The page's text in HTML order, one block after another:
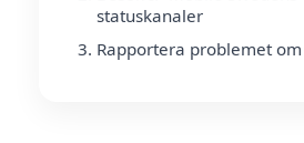
statuskanaler
Rapportera problemet